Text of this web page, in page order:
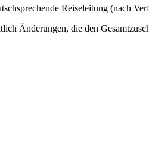
Reiseleitung (nach
Änderungen, die den